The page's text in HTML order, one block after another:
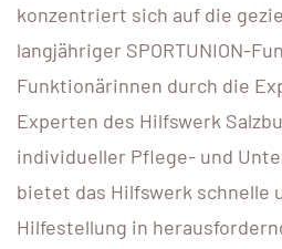
konzentriert sich auf die
langjähriger SPORTUNION-
Funktionärinnen durch die
Experten des Hilfswerk
individueller Pflege- und
bietet das Hilfswerk schnelle
Hilfestellung in